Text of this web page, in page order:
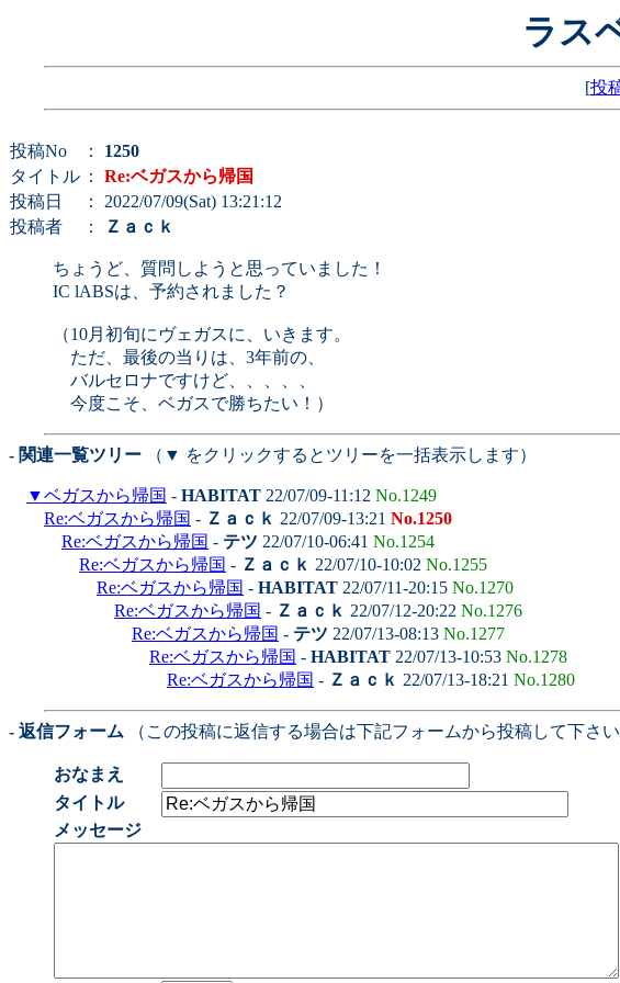
ラス
[投
投稿No ： 1250
タイトル ： Re:ベガスから帰国
投稿日
： 2022/07/09(Sat) 13:21:12
投稿者
： Ｚａｃｋ
ちょうど、質問しようと思っていました！
IC lABSは、予約されました？
（10月初旬にヴェガスに、いきます。
ただ、最後の当りは、3年前の、
バルセロナですけど、、、、、
今度こそ、ベガスで勝ちたい！）
- 関連一覧ツリー （▼ をクリックするとツリーを一括表示します）
▼ベガスから帰国 - HABITAT 22/07/09-11:12 No.1249
Re:ベガスから帰国 - Ｚａｃｋ 22/07/09-13:21 No.1250
Re:ベガスから帰国 - テツ 22/07/10-06:41 No.1254
Re:ベガスから帰国 - Ｚａｃｋ 22/07/10-10:02 No.1255
Re:ベガスから帰国 - HABITAT 22/07/11-20:15 No.1270
Re:ベガスから帰国 - Ｚａｃｋ 22/07/12-20:22 No.1276
Re:ベガスから帰国 - テツ 22/07/13-08:13 No.1277
Re:ベガスから帰国 - HABITAT 22/07/13-10:53 No.1278
Re:ベガスから帰国 - Ｚａｃｋ 22/07/13-18:21 No.1280
- 返信フォーム （この投稿に返信する場合は下記フォームから投稿して下さい
おなまえ
タイトル
メッセージ